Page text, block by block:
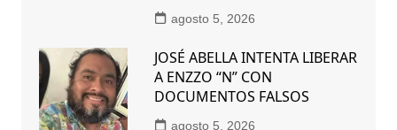
agosto 5, 2026
JOSÉ ABELLA INTENTA LIBERAR
A ENZZO “N” CON
DOCUMENTOS FALSOS
agosto 5, 2026